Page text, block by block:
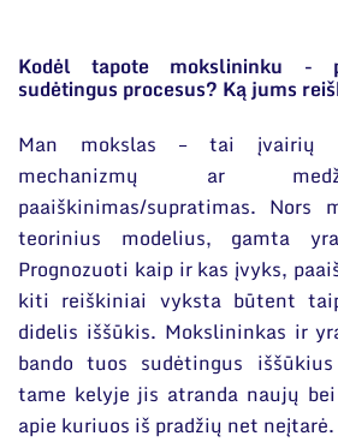
Kodėl tapote mokslininku -
sudėtingus procesus? Ką jums
Man mokslas – tai įvairių
mechanizmų ar
paaiškinimas/supratimas. Nors
teorinius modelius, gamta
Prognozuoti kaip ir kas įvyks,
kiti reiškiniai vyksta būtent
didelis iššūkis. Mokslininkas ir
bando tuos sudėtingus
tame kelyje jis atranda naujų
apie kuriuos iš pradžių net